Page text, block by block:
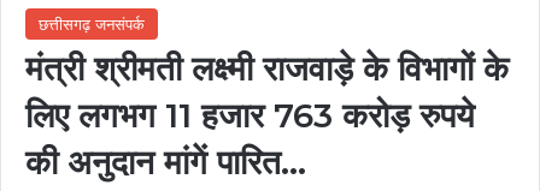
छत्तीसगढ़ जनसंपर्क
मंत्री श्रीमती लक्ष्मी राजवाड़े के विभागों के
लिए लगभग 11 हजार 763 करोड़ रुपये
की अनुदान मांगें पारित…